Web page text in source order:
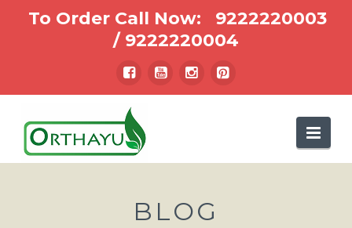
To Order Call Now: 9222220003
/ 9222220004
BLOG